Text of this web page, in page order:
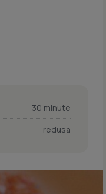
30 minute
redusa